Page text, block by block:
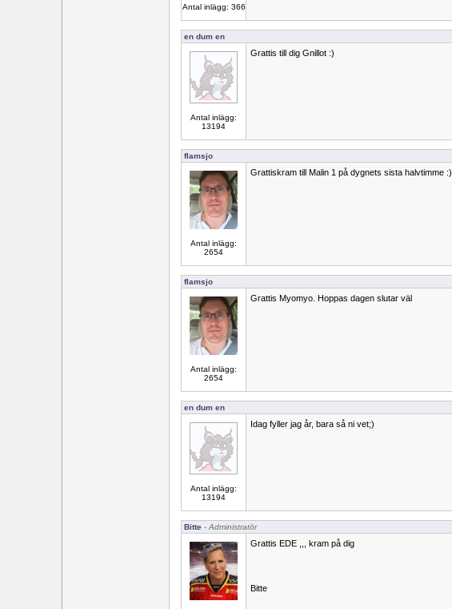
Antal inlägg: 366
en dum en
Antal inlägg:
13194
Grattis till dig Gnillot :)
flamsjo
Antal inlägg:
2654
Grattiskram till Malin 1 på dygnets sista halvtimme :)
flamsjo
Antal inlägg:
2654
Grattis Myomyo. Hoppas dagen slutar väl
en dum en
Antal inlägg:
13194
Idag fyller jag år, bara så ni vet;)
Bitte - Administratör
Grattis EDE ,,, kram på dig
Bitte